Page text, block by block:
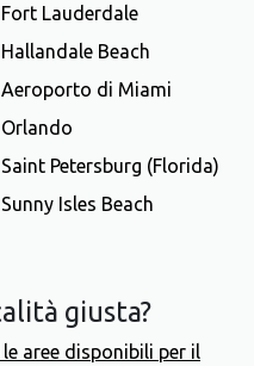
Fort Lauderdale
Hallandale Beach
Aeroporto di Miami
Orlando
Saint Petersburg (Florida)
Sunny Isles Beach
giusta?
aree disponibili per il